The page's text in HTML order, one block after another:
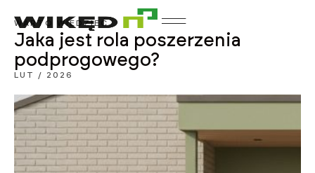
WARTO WIEDZIEĆ
Jaka jest rola poszerzenia
podprogowego?
LUT / 2026